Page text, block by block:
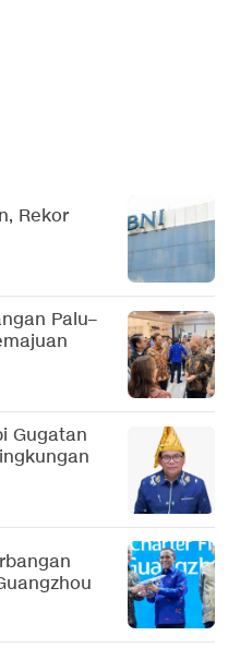
Rekor
Palu–
Gugatan